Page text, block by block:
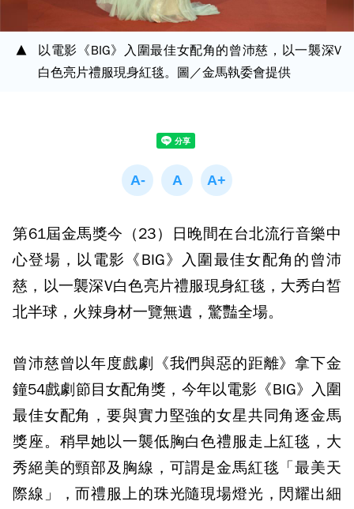
以電影《BIG》入圍最佳女配角的曾沛慈，以一襲深V
白色亮片禮服現身紅毯。圖／金馬執委會提供
第61屆金馬獎今（23）日晚間在台北流行音樂中
心登場，以電影《BIG》入圍最佳女配角的曾沛
慈，以一襲深V白色亮片禮服現身紅毯，大秀白皙
北半球，火辣身材一覽無遺，驚豔全場。
曾沛慈曾以年度戲劇《我們與惡的距離》拿下金
鐘54戲劇節目女配角獎，今年以電影《BIG》入圍
最佳女配角，要與實力堅強的女星共同角逐金馬
獎座。稍早她以一襲低胸白色禮服走上紅毯，大
秀絕美的頸部及胸線，可謂是金馬紅毯「最美天
際線」，而禮服上的珠光隨現場燈光，閃耀出細